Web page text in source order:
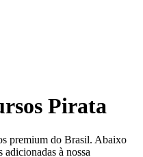
Pirata
premium do Brasil. Abaixo
à nossa